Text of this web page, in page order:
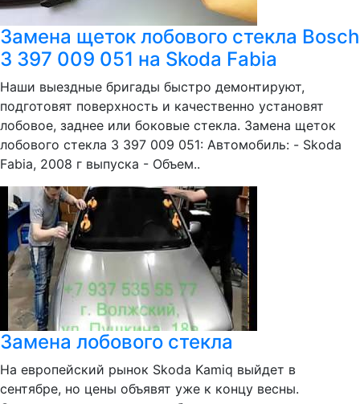
Замена щеток лобового стекла Bosch
3 397 009 051 на Skoda Fabia
Наши выездные бригады быстро демонтируют,
подготовят поверхность и качественно установят
лобовое, заднее или боковые стекла. Замена щеток
лобового стекла 3 397 009 051: Автомобиль: - Skoda
Fabia, 2008 г выпуска - Объем..
Замена лобового стекла
На европейский рынок Skoda Kamiq выйдет в
сентябре, но цены объявят уже к концу весны.